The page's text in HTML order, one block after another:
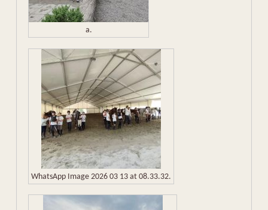
a.
WhatsApp Image 2026 03 13 at 08.33.32.